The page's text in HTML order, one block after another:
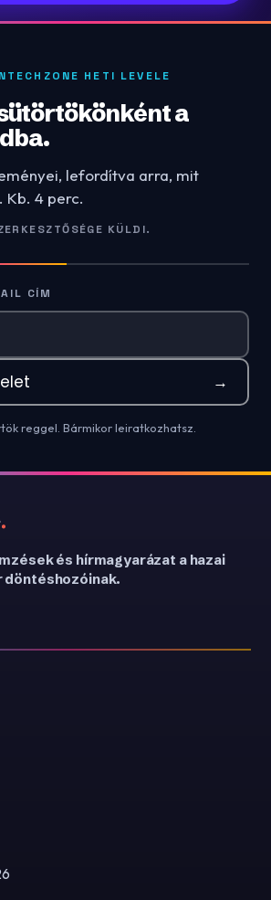
HETI LEVELE
a
lefordítva arra, mit
Kb. 4 perc.
KÜLDI.
CÍM
→
reggel. Bármikor leiratkozhatsz.
és hírmagyarázat a hazai